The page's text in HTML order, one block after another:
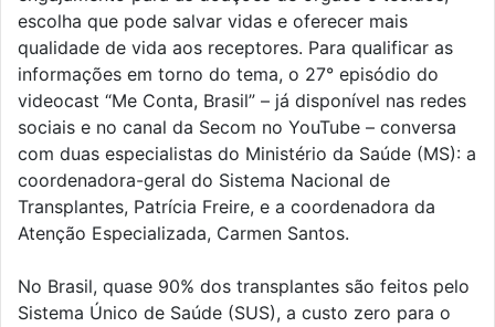
escolha que pode salvar vidas e oferecer mais
qualidade de vida aos receptores. Para qualificar as
informações em torno do tema, o 27° episódio do
videocast “Me Conta, Brasil” – já disponível nas redes
sociais e no canal da Secom no YouTube – conversa
com duas especialistas do Ministério da Saúde (MS): a
coordenadora-geral do Sistema Nacional de
Transplantes, Patrícia Freire, e a coordenadora da
Atenção Especializada, Carmen Santos.
No Brasil, quase 90% dos transplantes são feitos pelo
Sistema Único de Saúde (SUS), a custo zero para o